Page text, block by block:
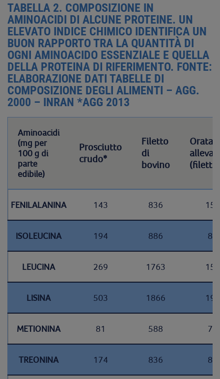
TABELLA 2. COMPOSIZIONE IN
AMINOACIDI DI ALCUNE PROTEINE. UN
ELEVATO INDICE CHIMICO IDENTIFICA UN
BUON RAPPORTO TRA LA QUANTITÀ DI
OGNI AMINOACIDO ESSENZIALE E QUELLA
DELLA PROTEINA DI RIFERIMENTO. FONTE:
ELABORAZIONE DATI TABELLE DI
COMPOSIZIONE DEGLI ALIMENTI – AGG.
2000 – INRAN *AGG 2013
Aminoacidi
(mg per
100 g di
parte
edibile)
Prosciutto
crudo*
Filetto
di
bovino
Orata
(filetto)
FENILALANINA 143 836
ISOLEUCINA 194 886
LEUCINA 269 1763
LISINA 503 1866
METIONINA 81 588
TREONINA 174 836